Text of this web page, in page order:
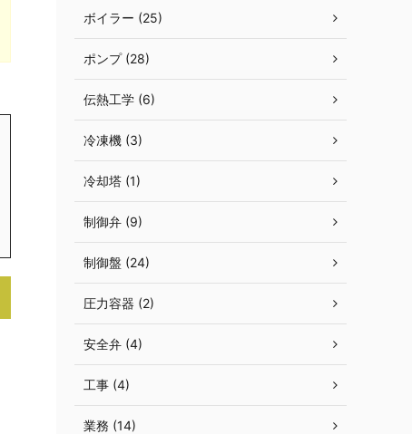
ボイラー (25)
ポンプ (28)
伝熱工学 (6)
冷凍機 (3)
冷却塔 (1)
制御弁 (9)
制御盤 (24)
圧力容器 (2)
安全弁 (4)
工事 (4)
業務 (14)